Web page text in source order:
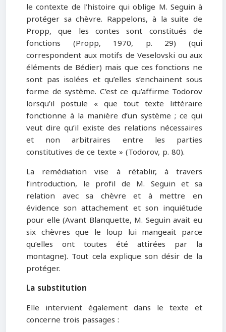
le contexte de l’histoire qui oblige M. Seguin à
protéger sa chèvre. Rappelons, à la suite de
Propp, que les contes sont constitués de
fonctions (Propp, 1970, p. 29) (qui
correspondent aux motifs de Veselovski ou aux
éléments de Bédier) mais que ces fonctions ne
sont pas isolées et qu’elles s’enchainent sous
forme de système. C’est ce qu’affirme Todorov
lorsqu’il postule « que tout texte littéraire
fonctionne à la manière d’un système ; ce qui
veut dire qu’il existe des relations nécessaires
et non arbitraires entre les parties
constitutives de ce texte » (Todorov, p. 80).
La remédiation vise à rétablir, à travers
l’introduction, le profil de M. Seguin et sa
relation avec sa chèvre et à mettre en
évidence son attachement et son inquiétude
pour elle (Avant Blanquette, M. Seguin avait eu
six chèvres que le loup lui mangeait parce
qu’elles ont toutes été attirées par la
montagne). Tout cela explique son désir de la
protéger.
La substitution
Elle intervient également dans le texte et
concerne trois passages :